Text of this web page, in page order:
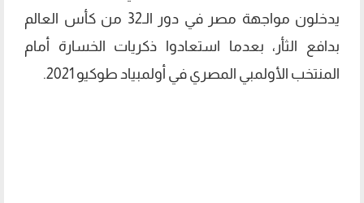
يدخلون مواجهة مصر في دور الـ32 من كأس العالم
بدافع الثأر، بعدما استعادوا ذكريات الخسارة أمام
المنتخب الأولمبي المصري في أولمبياد طوكيو 2021.